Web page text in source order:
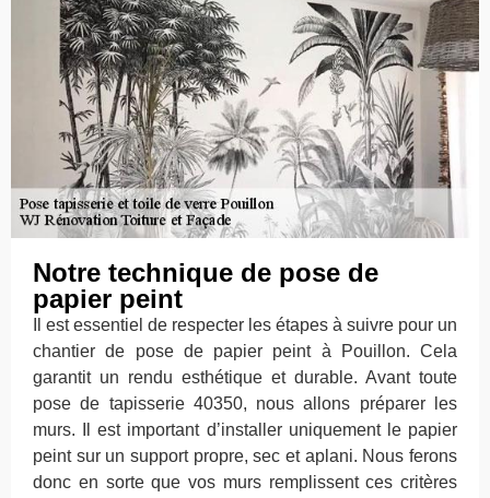
Notre technique de pose de
papier peint
Il est essentiel de respecter les étapes à suivre pour un
chantier de pose de papier peint à Pouillon. Cela
garantit un rendu esthétique et durable. Avant toute
pose de tapisserie 40350, nous allons préparer les
murs. Il est important d’installer uniquement le papier
peint sur un support propre, sec et aplani. Nous ferons
donc en sorte que vos murs remplissent ces critères